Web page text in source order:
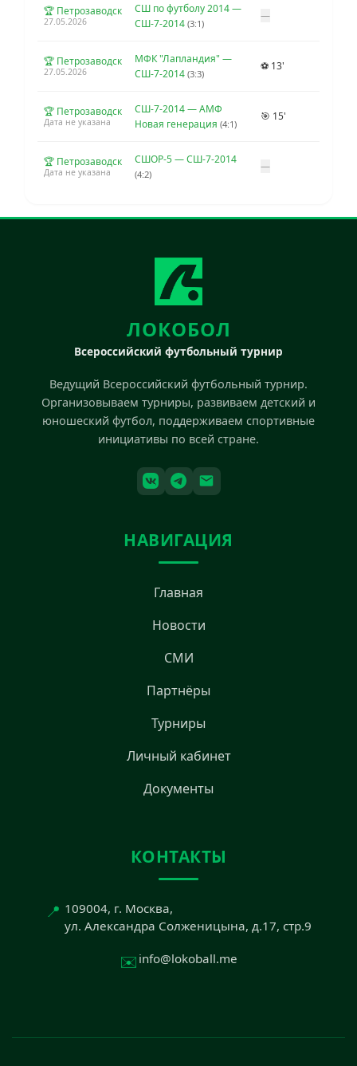
🏆 Петрозаводск
27.05.2026
СШ по футболу 2014 —
СШ-7-2014 (3:1)
—
🏆 Петрозаводск
27.05.2026
МФК "Лапландия" —
СШ-7-2014 (3:3)
⚽ 13'
🏆 Петрозаводск
Дата не указана
СШ-7-2014 — АМФ
Новая генерация (4:1)
🎯 15'
🏆 Петрозаводск
Дата не указана
СШОР-5 — СШ-7-2014
(4:2)
—
ЛОКОБОЛ
Всероссийский футбольный турнир
Ведущий Всероссийский футбольный турнир.
Организовываем турниры, развиваем детский и
юношеский футбол, поддерживаем спортивные
инициативы по всей стране.
НАВИГАЦИЯ
Главная
Новости
СМИ
Партнёры
Турниры
Личный кабинет
Документы
КОНТАКТЫ
📍 109004, г. Москва,
ул. Александра Солженицына, д.17, стр.9
✉️ info@lokoball.me